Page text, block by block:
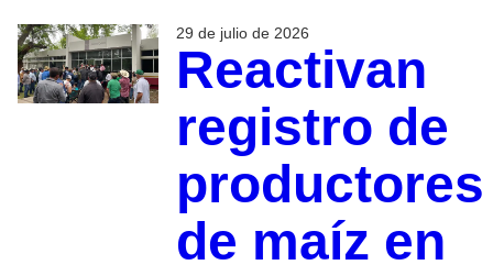
29 de julio de 2026
Reactivan
registro de
productores
de maíz en